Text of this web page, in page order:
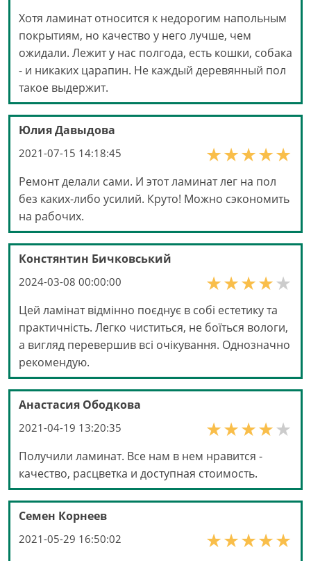
Хотя ламинат относится к недорогим напольным
покрытиям, но качество у него лучше, чем
ожидали. Лежит у нас полгода, есть кошки, собака
- и никаких царапин. Не каждый деревянный пол
такое выдержит.
Юлия Давыдова
2021-07-15 14:18:45
Ремонт делали сами. И этот ламинат лег на пол
без каких-либо усилий. Круто! Можно сэкономить
на рабочих.
Констянтин Бичковський
2024-03-08 00:00:00
Цей ламінат відмінно поєднує в собі естетику та
практичність. Легко чиститься, не боїться вологи,
а вигляд перевершив всі очікування. Однозначно
рекомендую.
Анастасия Ободкова
2021-04-19 13:20:35
Получили ламинат. Все нам в нем нравится -
качество, расцветка и доступная стоимость.
Семен Корнеев
2021-05-29 16:50:02